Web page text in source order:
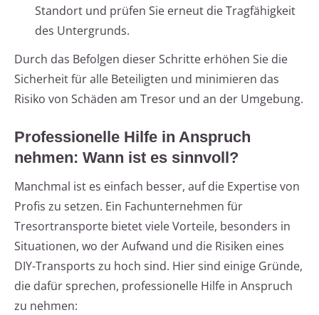
Standort und prüfen Sie erneut die Tragfähigkeit
des Untergrunds.
Durch das Befolgen dieser Schritte erhöhen Sie die
Sicherheit für alle Beteiligten und minimieren das
Risiko von Schäden am Tresor und an der Umgebung.
Professionelle Hilfe in Anspruch
nehmen: Wann ist es sinnvoll?
Manchmal ist es einfach besser, auf die Expertise von
Profis zu setzen. Ein Fachunternehmen für
Tresortransporte bietet viele Vorteile, besonders in
Situationen, wo der Aufwand und die Risiken eines
DIY-Transports zu hoch sind. Hier sind einige Gründe,
die dafür sprechen, professionelle Hilfe in Anspruch
zu nehmen: